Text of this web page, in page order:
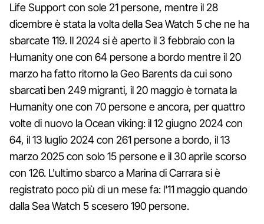
Life Support con sole 21 persone, mentre il 28
dicembre è stata la volta della Sea Watch 5 che ne ha
sbarcate 119. Il 2024 si è aperto il 3 febbraio con la
Humanity one con 64 persone a bordo mentre il 20
marzo ha fatto ritorno la Geo Barents da cui sono
sbarcati ben 249 migranti, il 20 maggio è tornata la
Humanity one con 70 persone e ancora, per quattro
volte di nuovo la Ocean viking: il 12 giugno 2024 con
64, il 13 luglio 2024 con 261 persone a bordo, il 13
marzo 2025 con solo 15 persone e il 30 aprile scorso
con 126. L'ultimo sbarco a Marina di Carrara si è
registrato poco più di un mese fa: l'11 maggio quando
dalla Sea Watch 5 scesero 190 persone.